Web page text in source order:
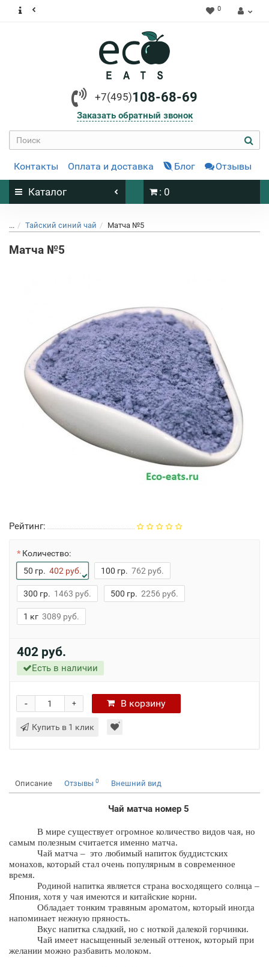
0
+7(495)108-68-69
Заказать обратный звонок
Контакты Оплата и доставка Блог Отзывы
Каталог : 0
... Тайский синий чай Матча №5
Матча №5
Рейтинг:
Количество:
50 гр. 402 руб. 100 гр. 762 руб.
300 гр. 1463 руб. 500 гр. 2256 руб.
1 кг 3089 руб.
402 руб.
Есть в наличии
+
- В корзину
Купить в 1 клик
Описание Отзывы 0 Внешний вид
Чай матча номер5
В мире существует огромное количество видов чая, но
самым полезным считается именно матча.
Чай матча – это любимый напиток буддистских
монахов, который стал очень популярным в современное
время.
Родиной напитка является страна восходящего солнца –
Япония, хотя у чая имеются и китайские корни.
Обладает тонким травяным ароматом, который иногда
напоминает нежную пряность.
Вкус напитка сладкий, но с ноткой далекой горчинки.
Чай имеет насыщенный зеленый оттенок, который при
желании можно разбавить молоком.